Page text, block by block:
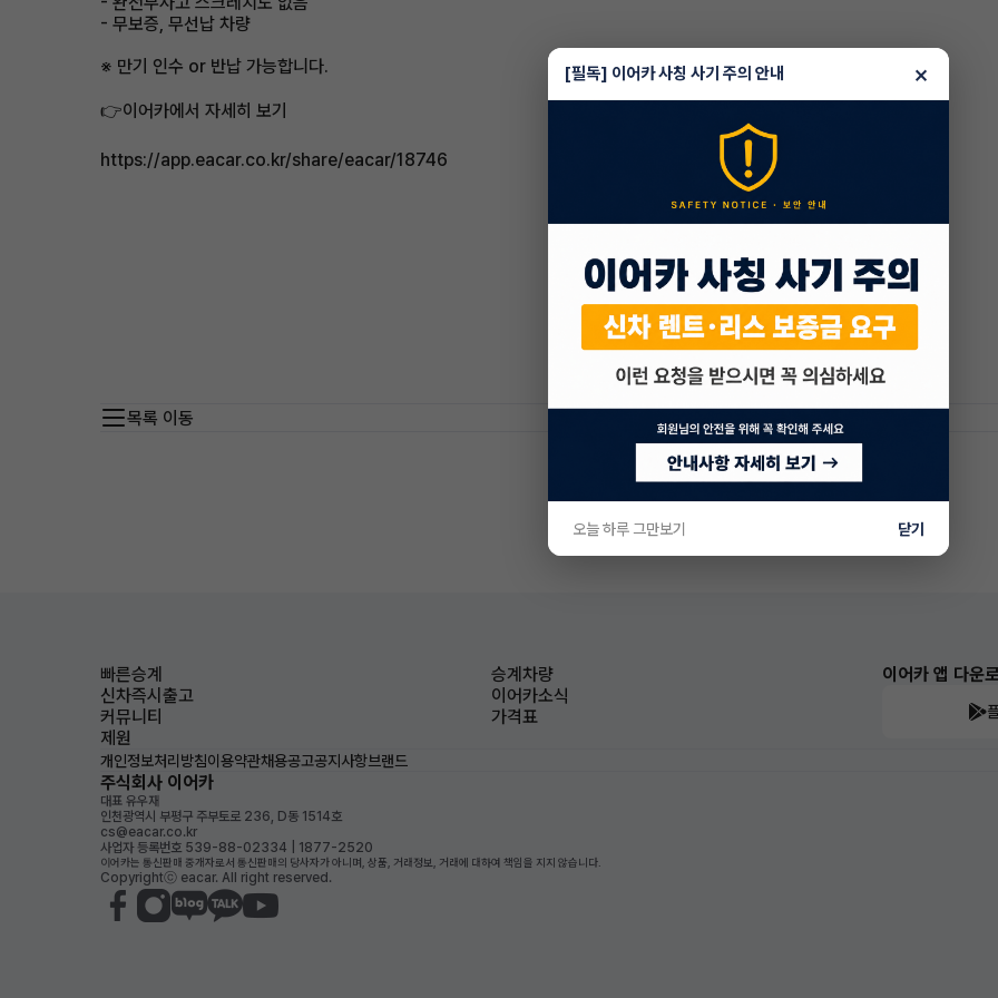
- 무보증, 무선납 차량
※ 만기 인수 or 반납 가능합니다.
👉이어카에서 자세히 보기​
https://app.eacar.co.kr/share/eacar/18746
목록 이동
빠른승계
승계차량
신차즉시출고
이어카소식
커뮤니티
가격표
제원
이어카 앱 다운
개인정보처리방침이용약관채용공고공지사항브랜드
주식회사 이어카
대표 유우재
인천광역시 부평구 주부토로 236, D동 1514호
cs@eacar.co.kr
사업자 등록번호 539-88-02334 | 1877-2520
이어카는 통신판매 중개자로서 통신판매의 당사자가 아니며, 상품, 거래정보, 거래에 대하여 책임을 지지 않습니다.
Copyrightⓒ eacar. All right reserved.
[필독] 이어카 사칭 사기 주의 안내 ×
오늘 하루 그만보기 닫기